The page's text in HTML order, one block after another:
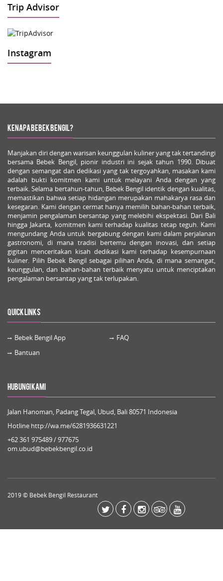
Trip Advisor
Instagram
Kenapa Bebek Bengil?
Manjakan diri dengan warisan keunggulan kuliner yang tak tertandingi
bersama Bebek Bengil, pionir industri ini sejak tahun 1990. Dibuat
dengan semangat dan dedikasi yang tak tergoyahkan, masakan kami
adalah bukti komitmen kami untuk melayani Anda dengan yang
terbaik. Selama bertahun-tahun, Bebek Bengil identik dengan kualitas,
memastikan bahwa setiap hidangan merupakan mahakarya rasa dan
kesegaran. Kami dengan cermat hanya memilih bahan-bahan terbaik,
menjamin pengalaman bersantap yang melebihi ekspektasi. Dari Bali
hingga Jakarta, komitmen kami terhadap kualitas tetap teguh. Kami
mengundang Anda untuk bergabung dengan kami dalam perjalanan
gastronomi, di mana tradisi bertemu dengan inovasi, dan setiap
gigitan menceritakan kisah dedikasi kami terhadap kesempurnaan
kuliner. Pilih Bebek Bengil sebagai pilihan Anda, di mana semangat,
keunggulan, dan bahan-bahan terbaik menyatu untuk menciptakan
pengalaman bersantap yang tak terlupakan.
Quick Links
Bebek Bengil App
FAQ
Bantuan
Hubungi Kami
Jalan Hanoman, Padang Tegal, Ubud, Bali 80571 Indonesia
Hotline http://wa.me/6281936631221
+62 361 975489/977675
om.ubud@bebekbengil.co.id
2019 © Bebek Bengil Restaurant